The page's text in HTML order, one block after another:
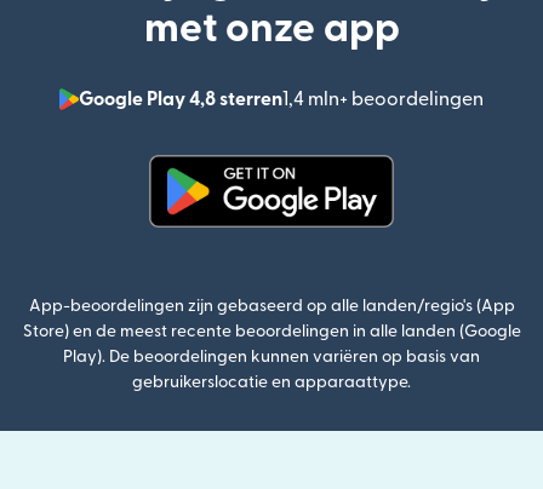
met onze app
Google Play 4,8 sterren1,4 mln+ beoordelingen
App-beoordelingen zijn gebaseerd op alle landen/regio's (App
Store) en de meest recente beoordelingen in alle landen (Google
Play). De beoordelingen kunnen variëren op basis van
gebruikerslocatie en apparaattype.